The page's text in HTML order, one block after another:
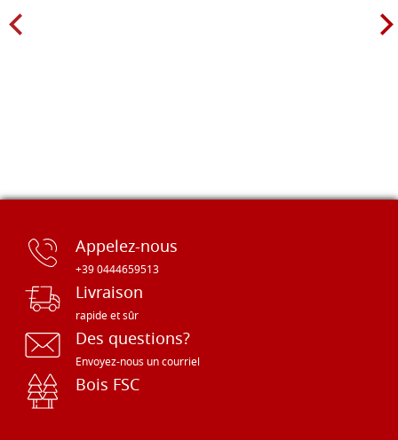
Appelez-nous
+39 0444659513
Livraison
rapide et sûr
Des questions?
Envoyez-nous un courriel
Bois FSC